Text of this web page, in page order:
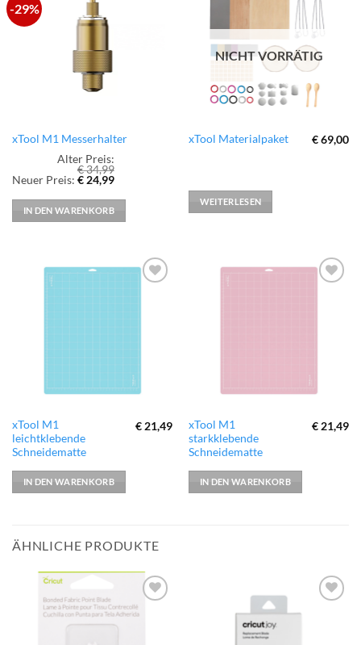
-29%
xTool M1 Messerhalter
Alter Preis:
€34,99
Ursprünglicher
war:
€ 34,99
Neuer Preis: €24,99Aktueller
ist:
€ 24,99.
IN DEN WARENKORB
zur
Wunschliste
hinzufügen
NICHT VORRÄTIG
xTool Materialpaket €69,00
WEITERLESEN
xTool M1
leichtklebende
Schneidematte
€ 21,49
IN DEN WARENKORB
xTool M1
starkklebende
Schneidematte
€ 21,49
IN DEN WARENKORB
ÄHNLICHE PRODUKTE
zur
Wunschliste